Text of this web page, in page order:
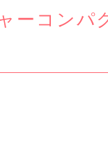
ーコンパ